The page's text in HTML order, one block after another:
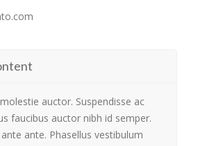
auctor. Suspendisse ac
faucibus auctor nibh id semper.
ante. Phasellus vestibulum